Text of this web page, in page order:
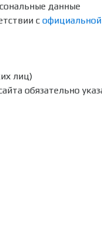
данные
с официальной
обязательно